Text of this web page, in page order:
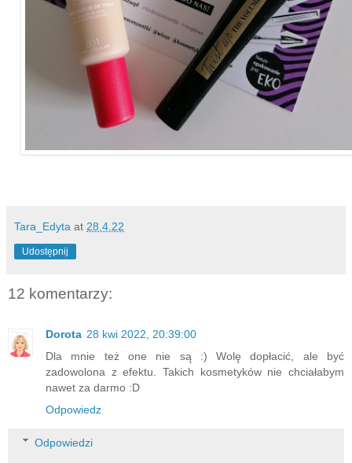
Tara_Edyta at 28.4.22
Udostępnij
12 komentarzy:
Dorota 28 kwi 2022, 20:39:00
Dla mnie też one nie są :) Wolę dopłacić, ale być
zadowolona z efektu. Takich kosmetyków nie chciałabym
nawet za darmo :D
Odpowiedz
Odpowiedzi